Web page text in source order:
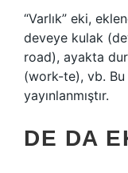
“Varlık” eki,
deveye kulak
road), ayakta
(work-te), vb. Bu
yayınlanmıştır.
DE DA